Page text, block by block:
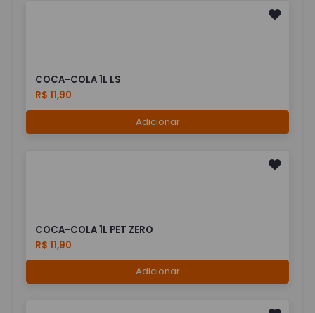
COCA-COLA 1L LS
R$ 11,90
Adicionar
COCA-COLA 1L PET ZERO
R$ 11,90
Adicionar